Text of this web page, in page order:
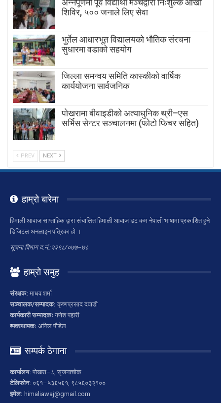
अन्नपूर्णमा पूर्व विद्यार्थी मञ्चद्वारा निःशुल्क आँखा
शिविर, ५०० जनाले लिए सेवा
भुर्तेल आधारभूत विद्यालयको भौतिक संरचना
सुधारमा वडाको सहयोग
जिल्ला समन्वय समिति कास्कीको वार्षिक
कार्ययोजना सार्वजनिक
पोखरामा बीवाइडीको अत्याधुनिक थ्री–एस
सर्भिस सेन्टर सञ्चालनमा (फोटो फिचर सहित)
PREV NEXT
हाम्रो बारेमा
हिमाली आवाज साप्ताहिक द्वारा संचालित हिमाली आवाज डट कम नेपाली भाषामा प्रकाशित हुने
डिजिटल अनलाइन पत्रिका हो ।
सूचना विभाग द.नं.:२२९८/०७७–७८
हाम्रो समुह
संरक्षक: माधव शर्मा
सञ्चालक/सम्पादक: कृष्णप्रसाद दवाडी
कार्यकारी सम्पादकः गणेश पहारी
ब्यवस्थापकः अनिल पौडेल
सम्पर्क ठेगाना
कार्यालय: पोखरा–८, सृजनाचोक
टेलिफोन: ०६१–५३६५६१, ९८५६०३२१००
इमेल: himaliawaj@gmail.com